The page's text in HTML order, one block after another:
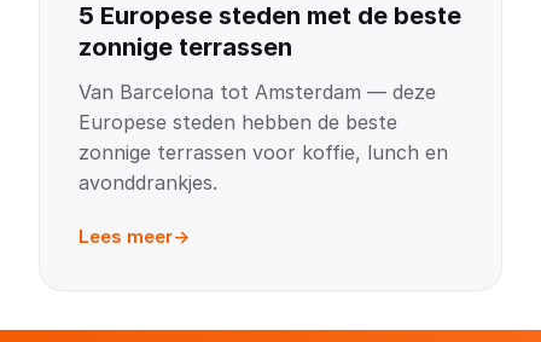
5 Europese steden met de beste
zonnige terrassen
Van Barcelona tot Amsterdam — deze
Europese steden hebben de beste
zonnige terrassen voor koffie, lunch en
avonddrankjes.
Lees meer